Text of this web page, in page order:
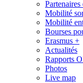
Partenaires
Mobilité
Mobilité
Bourses
Erasmus +
Actualités
Rapports
Photos
Live map